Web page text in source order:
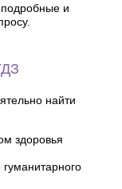
и
найти
здоровья